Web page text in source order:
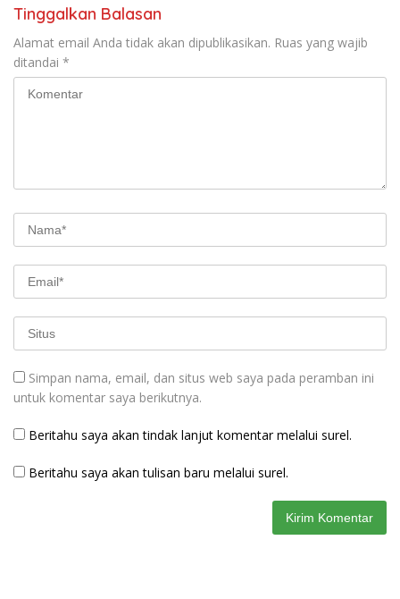
Tinggalkan Balasan
Alamat email Anda tidak akan dipublikasikan. Ruas yang wajib
ditandai *
Simpan nama, email, dan situs web saya pada peramban ini
untuk komentar saya berikutnya.
Beritahu saya akan tindak lanjut komentar melalui surel.
Beritahu saya akan tulisan baru melalui surel.